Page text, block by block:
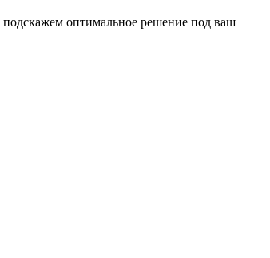
оптимальное решение под ваш